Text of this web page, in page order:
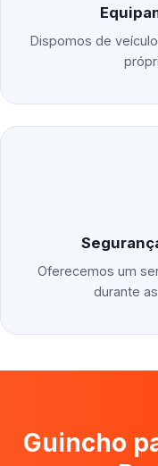
Dispomos de
Oferecemos um
durante
Guincho